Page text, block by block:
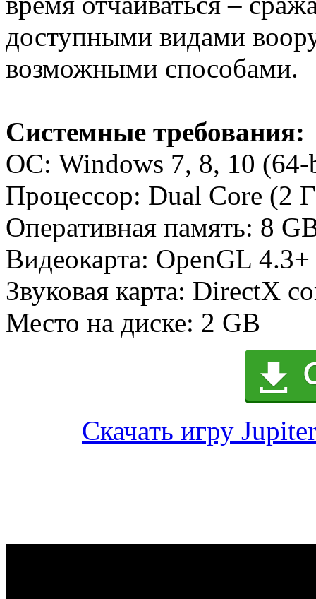
доступными видами
возможными способами.
Системные требования:
ОС: Windows 7, 8, 10
Процессор: Dual Core (2
Оперативная память: 8
Видеокарта: OpenGL
Звуковая карта: DirectX
Место на диске: 2 GB
Скачать игру